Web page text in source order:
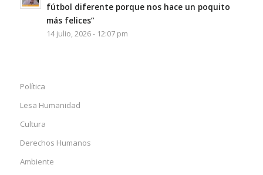
fútbol diferente porque nos hace un poquito
más felices”
14 julio, 2026 - 12:07 pm
Política
Lesa Humanidad
Cultura
Derechos Humanos
Ambiente